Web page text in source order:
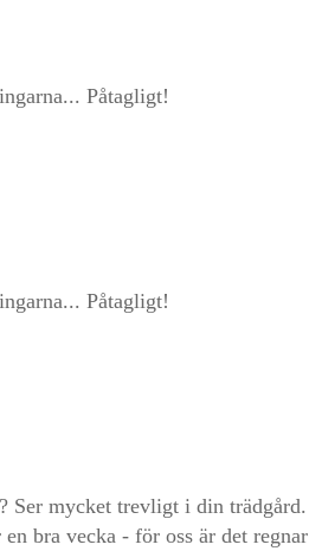
Påtagligt!
Påtagligt!
Ser mycket trevligt i din trädgård.
bra vecka - för oss är det regnar